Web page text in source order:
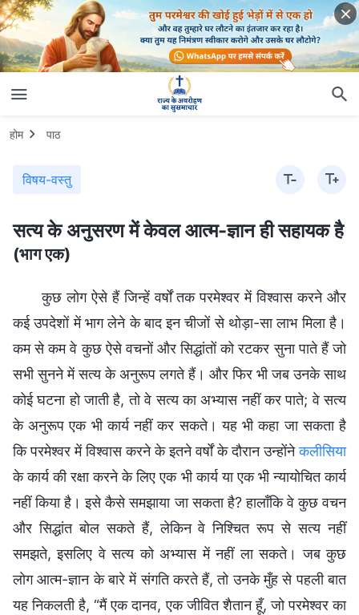
होम पाठ
विषय-वस्तु
सत्य के अनुसरण में केवल आत्म-ज्ञान ही सहायक है
(भाग एक)
कुछ लोग ऐसे हैं जिन्हें वर्षों तक परमेश्वर में विश्वास करने और
कई उपदेशों में भाग लेने के बाद इन चीजों से थोड़ा-सा लाभ मिला है।
कम से कम वे कुछ ऐसे वचनों और सिद्धांतों को रटकर सुना पाते हैं जो
सभी सुनने में सत्य के अनुरूप लगते हैं। और फिर भी जब उनके साथ
कोई घटना हो जाती है, तो वे सत्य का अभ्यास नहीं कर पाते; वे सत्य
के अनुरूप एक भी कार्य नहीं कर सकते। यह भी कहा जा सकता है
कि परमेश्वर में विश्वास करने के इतने वर्षों के दौरान उन्होंनेकलीसिया
के कार्य की रक्षा करने के लिए एक भी कार्य या एक भी न्यायोचित कार्य
नहीं किया है। इसे कैसे समझाया जा सकता है? हालाँकि वे कुछ वचन
और सिद्धांत बोल सकते हैं, लेकिन वे निश्चित रूप से सत्य नहीं
समझते, इसलिए वे सत्य को अभ्यास में नहीं ला सकते। जब कुछ
लोग आत्म-ज्ञान के बारे में संगति करते हैं, तो उनके मुँह से पहली बात
यह निकलती है, “मैं एक दानव, एक जीवित शैतान हूँ, जो परमेश्वर का